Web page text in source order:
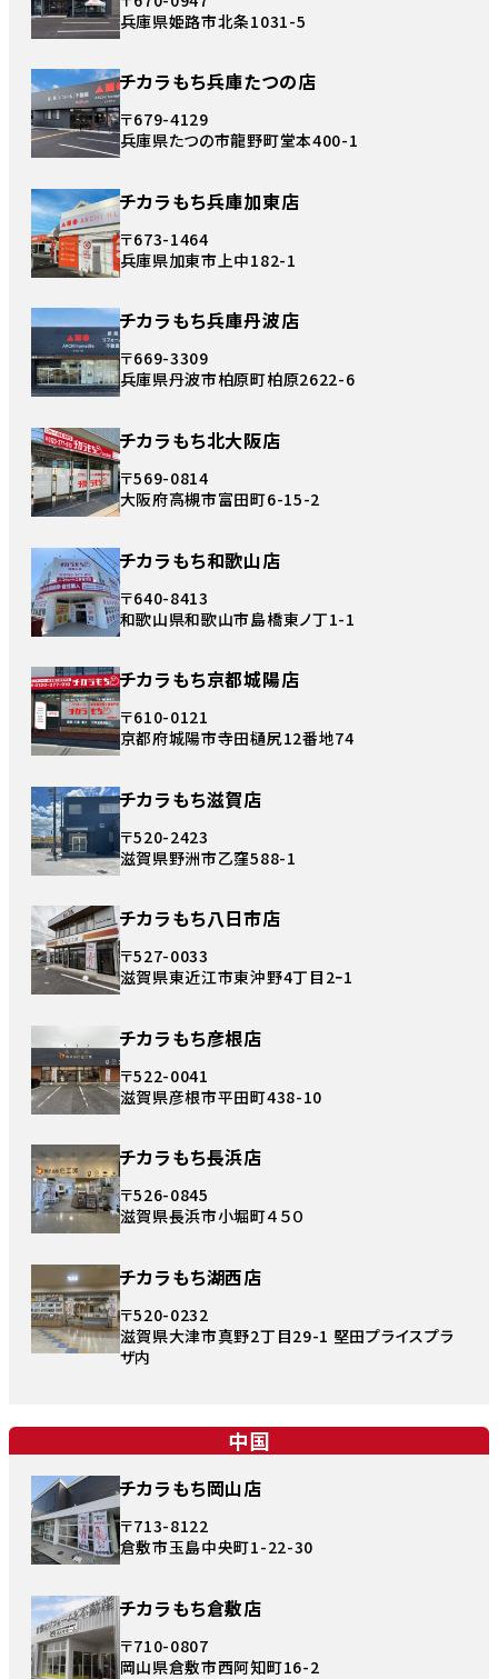
兵庫県姫路市北条1031-5
チカラもち兵庫たつの店
〒679-4129
兵庫県たつの市龍野町堂本400-1
チカラもち兵庫加東店
〒673-1464
兵庫県加東市上中182-1
チカラもち兵庫丹波店
〒669-3309
兵庫県丹波市柏原町柏原2622-6
チカラもち北大阪店
〒569-0814
大阪府高槻市富田町6-15-2
チカラもち和歌山店
〒640-8413
和歌山県和歌山市島橋東ノ丁1-1
チカラもち京都城陽店
〒610-0121
京都府城陽市寺田樋尻12番地74
チカラもち滋賀店
〒520-2423
滋賀県野洲市乙窪588-1
チカラもち八日市店
〒527-0033
滋賀県東近江市東沖野4丁目2ｰ1
チカラもち彦根店
〒522-0041
滋賀県彦根市平田町438-10
チカラもち長浜店
〒526-0845
滋賀県長浜市小堀町４５０
チカラもち湖西店
〒520-0232
滋賀県大津市真野2丁目29-1 堅田プライスプラ
ザ内
中国
チカラもち岡山店
〒713-8122
倉敷市玉島中央町1-22-30
チカラもち倉敷店
〒710-0807
岡山県倉敷市西阿知町16-2